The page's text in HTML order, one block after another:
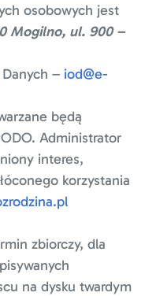
osobowych jest
Mogilno, ul. 900 –
– iod@e-
będą
Administrator
interes,
korzystania
zbiorczy, dla
na dysku twardym